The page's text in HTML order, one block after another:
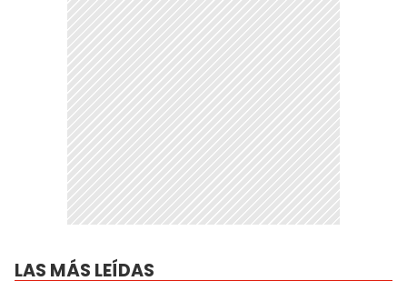
LAS MÁS LEÍDAS